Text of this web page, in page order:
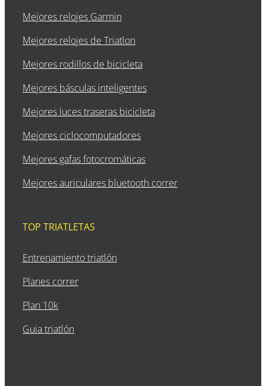
Mejores relojes Garmin
Mejores relojes de Triatlon
Mejores rodillos de bicicleta
Mejores básculas inteligentes
Mejores luces traseras bicicleta
Mejores ciclocomputadores
Mejores gafas fotocromáticas
Mejores auriculares bluetooth correr
TOP TRIATLETAS
Entrenamiento triatlón
Planes correr
Plan 10k
Guia triatlón